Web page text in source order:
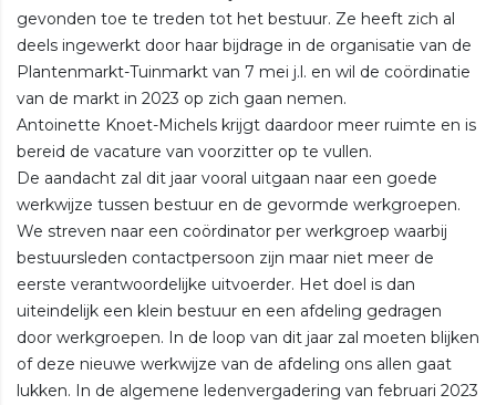
gevonden toe te treden tot het bestuur. Ze heeft zich al
deels ingewerkt door haar bijdrage in de organisatie van de
Plantenmarkt-Tuinmarkt van 7 mei j.l. en wil de coördinatie
van de markt in 2023 op zich gaan nemen.
Antoinette Knoet-Michels krijgt daardoor meer ruimte en is
bereid de vacature van voorzitter op te vullen.
De aandacht zal dit jaar vooral uitgaan naar een goede
werkwijze tussen bestuur en de gevormde werkgroepen.
We streven naar een coördinator per werkgroep waarbij
bestuursleden contactpersoon zijn maar niet meer de
eerste verantwoordelijke uitvoerder. Het doel is dan
uiteindelijk een klein bestuur en een afdeling gedragen
door werkgroepen. In de loop van dit jaar zal moeten blijken
of deze nieuwe werkwijze van de afdeling ons allen gaat
lukken. In de algemene ledenvergadering van februari 2023